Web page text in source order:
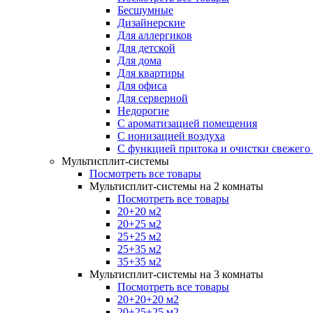
Бесшумные
Дизайнерские
Для аллергиков
Для детской
Для дома
Для квартиры
Для офиса
Для серверной
Недорогие
С ароматизацией помещения
С ионизацией воздуха
С функцией притока и очистки свежего
Мультисплит-системы
Посмотреть все товары
Мультисплит-системы на 2 комнаты
Посмотреть все товары
20+20 м2
20+25 м2
25+25 м2
25+35 м2
35+35 м2
Мультисплит-системы на 3 комнаты
Посмотреть все товары
20+20+20 м2